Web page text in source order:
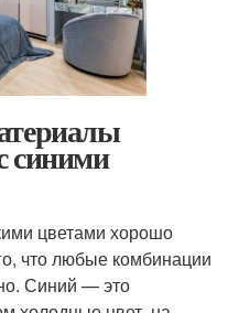
синими
цветами хорошо
что любые комбинации
Синий — это